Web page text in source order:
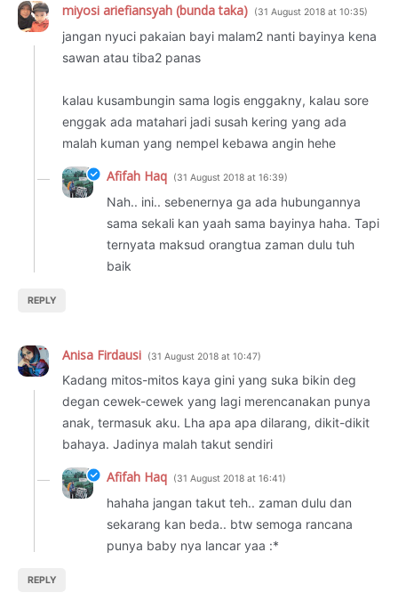
miyosi ariefiansyah (bunda taka) 31 August 2018 at 10:35
jangan nyuci pakaian bayi malam2 nanti bayinya kena
sawan atau tiba2 panas
kalau kusambungin sama logis enggakny, kalau sore
enggak ada matahari jadi susah kering yang ada
malah kuman yang nempel kebawa angin hehe
REPLY
Afifah Haq 31 August 2018 at 16:39
Nah.. ini.. sebenernya ga ada hubungannya
sama sekali kan yaah sama bayinya haha. Tapi
ternyata maksud orangtua zaman dulu tuh
baik
Anisa Firdausi 31 August 2018 at 10:47
Kadang mitos-mitos kaya gini yang suka bikin deg
degan cewek-cewek yang lagi merencanakan punya
anak, termasuk aku. Lha apa apa dilarang, dikit-dikit
bahaya. Jadinya malah takut sendiri
REPLY
Afifah Haq 31 August 2018 at 16:41
hahaha jangan takut teh.. zaman dulu dan
sekarang kan beda.. btw semoga rancana
punya baby nya lancar yaa :*